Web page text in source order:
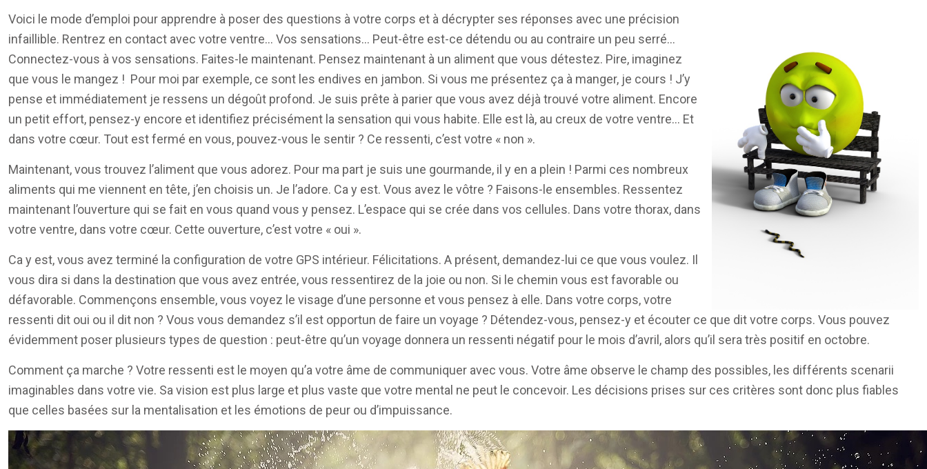
Voici le mode d’emploi pour apprendre à poser des questions à votre corps et à décrypter ses réponses avec une précision
infaillible. Rentrez en contact avec votre ventre… Vos sensations… Peut-être est-ce détendu ou au contraire un peu serré…
Connectez-vous à vos sensations. Faites-le maintenant. Pensez maintenant à un aliment que vous détestez. Pire, imaginez
que vous le mangez ! Pour moi par exemple, ce sont les endives en jambon. Si vous me présentez ça à manger, je cours ! J’y
pense et immédiatement je ressens un dégoût profond. Je suis prête à parier que vous avez déjà trouvé votre aliment. Encore
un petit effort, pensez-y encore et identifiez précisément la sensation qui vous habite. Elle est là, au creux de votre ventre… Et
dans votre cœur. Tout est fermé en vous, pouvez-vous le sentir ? Ce ressenti, c’est votre « non ».
Maintenant, vous trouvez l’aliment que vous adorez. Pour ma part je suis une gourmande, il y en a plein ! Parmi ces nombreux
aliments qui me viennent en tête, j’en choisis un. Je l’adore. Ca y est. Vous avez le vôtre ? Faisons-le ensembles. Ressentez
maintenant l’ouverture qui se fait en vous quand vous y pensez. L’espace qui se crée dans vos cellules. Dans votre thorax, dans
votre ventre, dans votre cœur. Cette ouverture, c’est votre « oui ».
Ca y est, vous avez terminé la configuration de votre GPS intérieur. Félicitations. A présent, demandez-lui ce que vous voulez. Il
vous dira si dans la destination que vous avez entrée, vous ressentirez de la joie ou non. Si le chemin vous est favorable ou
défavorable. Commençons ensemble, vous voyez le visage d’une personne et vous pensez à elle. Dans votre corps, votre
ressenti dit oui ou il dit non ? Vous vous demandez s’il est opportun de faire un voyage ? Détendez-vous, pensez-y et écouter ce que dit votre corps. Vous pouvez
évidemment poser plusieurs types de question : peut-être qu’un voyage donnera un ressenti négatif pour le mois d’avril, alors qu’il sera très positif en octobre.
Comment ça marche ? Votre ressenti est le moyen qu’a votre âme de communiquer avec vous. Votre âme observe le champ des possibles, les différents scenarii
imaginables dans votre vie. Sa vision est plus large et plus vaste que votre mental ne peut le concevoir. Les décisions prises sur ces critères sont donc plus fiables
que celles basées sur la mentalisation et les émotions de peur ou d’impuissance.